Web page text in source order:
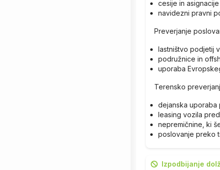
cesije in asignacije
navidezni pravni
Preverjanje
lastništvo podjetij
podružnice in
uporaba
Terensko
dejanska uporaba
leasing vozila
nepremičnine, ki
poslovanje preko
Izpodbijanje